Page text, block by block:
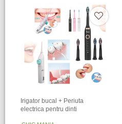
Irigator bucal + Periuta
electrica pentru dinti